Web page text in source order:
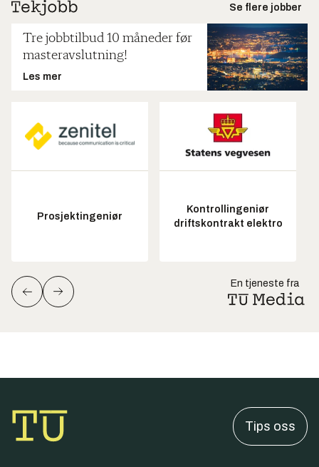
Se flere jobber
Tre jobbtilbud 10 måneder før
masteravslutning!
Les mer
Prosjektingeniør
Kontrollingeniør
driftskontrakt elektro
En tjeneste fra
Tips oss